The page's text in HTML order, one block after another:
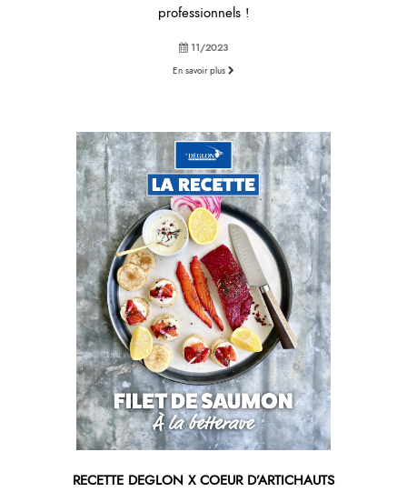
professionnels !
11/2023
En savoir plus
RECETTE DEGLON X COEUR D’ARTICHAUTS